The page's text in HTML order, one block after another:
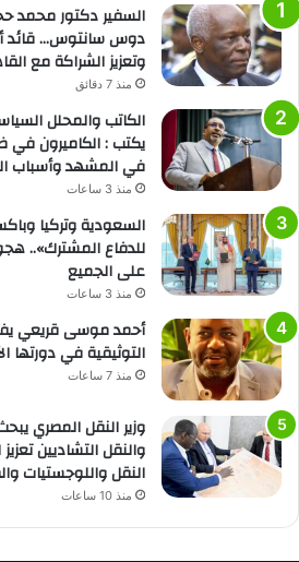
السفير دكتور محمد
دوس سانتوس… قائد
وتعزيز الشراكة مع
منذ 7 دقائق
الكاتب والمحلل
يكتب : الكاميرون في
في المشهد وأسباب
منذ 3 ساعات
السعودية وتركيا
للدفاع المشترك»..
على الجميع
منذ 3 ساعات
أحمد موسى قريعي
التوثيقية في دورتها
منذ 7 ساعات
وزير النقل المصري
والنقل التشاديين
النقل واللوجستيات
منذ 10 ساعات